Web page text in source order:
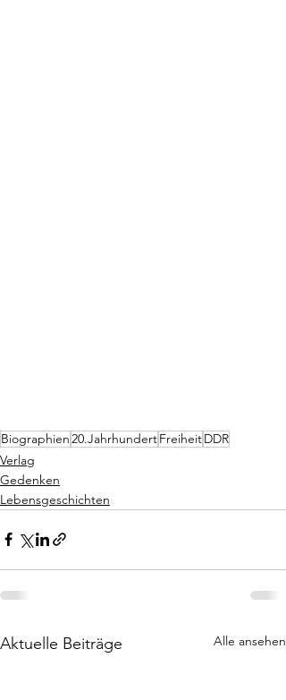
Biographien20.JahrhundertFreiheitDDR
Verlag
Gedenken
Lebensgeschichten
Aktuelle Beiträge Alle ansehen